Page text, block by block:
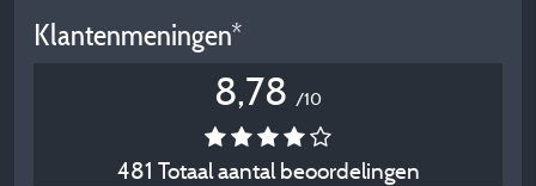
Klantenmeningen*
8,78 /10
481 Totaal aantal beoordelingen